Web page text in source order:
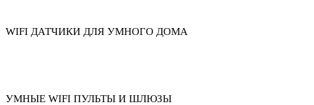
WIFI ДАТЧИКИ ДЛЯ УМНОГО ДОМА
УМНЫЕ WIFI ПУЛЬТЫ И ШЛЮЗЫ